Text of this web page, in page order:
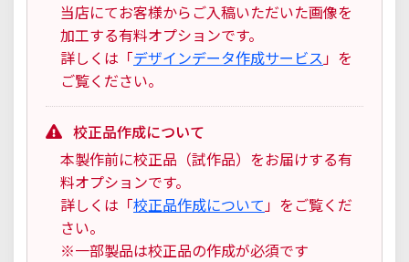
当店にてお客様からご入稿いただいた画像を
加工する有料オプションです。
詳しくは「デザインデータ作成サービス」を
ご覧ください。
校正品作成について
本製作前に校正品（試作品）をお届けする有
料オプションです。
詳しくは「校正品作成について」をご覧くだ
さい。
※一部製品は校正品の作成が必須です